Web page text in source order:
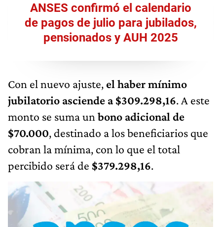
ANSES confirmó el calendario
de pagos de julio para jubilados,
pensionados y AUH 2025
Con el nuevo ajuste, el haber mínimo
jubilatorio asciende a $309.298,16. A este
monto se suma un bono adicional de
$70.000, destinado a los beneficiarios que
cobran la mínima, con lo que el total
percibido será de $379.298,16.